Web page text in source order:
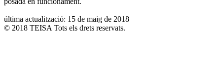
última actualització: 15 de maig de 2018
© 2018 TEISA Tots els drets reservats.